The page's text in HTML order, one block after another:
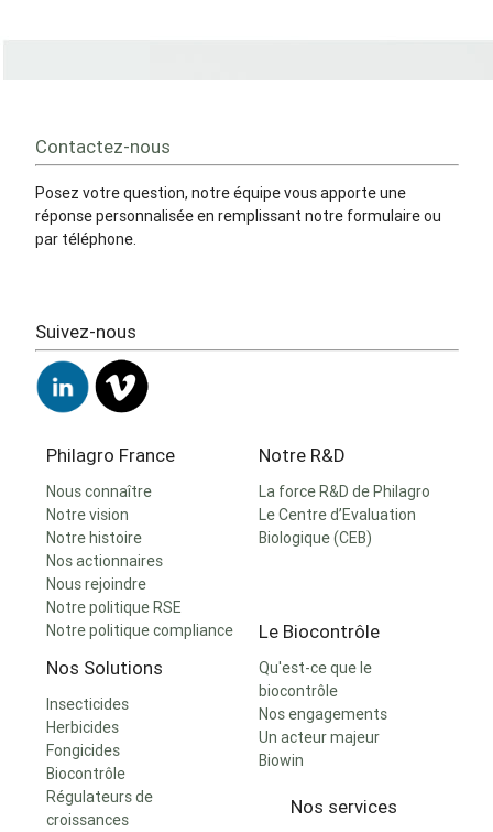
Contactez-nous
Posez votre question, notre équipe vous apporte une
réponse personnalisée en remplissant notre formulaire ou
par téléphone.
Suivez-nous
Philagro France
Nous connaître
Notre vision
Notre histoire
Nos actionnaires
Nous rejoindre
Notre politique RSE
Notre politique compliance
Nos Solutions
Insecticides
Herbicides
Fongicides
Biocontrôle
Régulateurs de
croissances
Notre R&D
La force R&D de Philagro
Le Centre d’Evaluation
Biologique (CEB)
Le Biocontrôle
Qu'est-ce que le
biocontrôle
Nos engagements
Un acteur majeur
Biowin
Nos services